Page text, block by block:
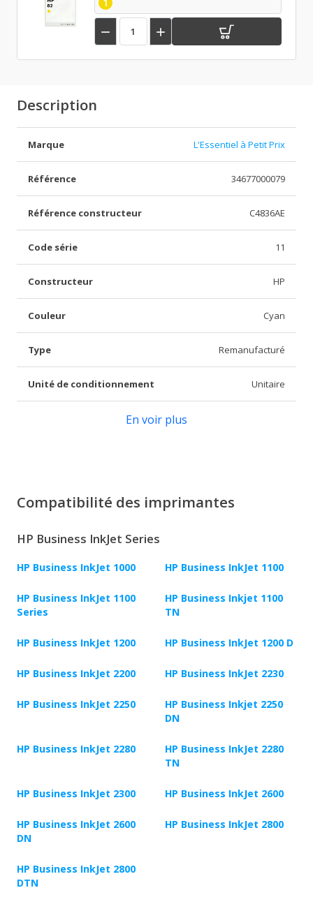
 
Description
Marque L'Essentiel à Petit Prix
Référence 34677000079
Référence constructeur C4836AE
Code série 11
Constructeur HP
Couleur Cyan
Type Remanufacturé
Unité de conditionnement Unitaire
En voir plus
Compatibilité des imprimantes
HP Business InkJet Series
HP Business InkJet 1000 HP Business InkJet 1100
HP Business InkJet 1100
Series
HP Business Inkjet 1100
TN
HP Business InkJet 1200 HP Business InkJet 1200 D
HP Business InkJet 2200 HP Business InkJet 2230
HP Business InkJet 2250
HP Business Inkjet 2250
DN
HP Business InkJet 2280
HP Business InkJet 2280
TN
HP Business InkJet 2300 HP Business InkJet 2600
HP Business InkJet 2600
DN
HP Business InkJet 2800
HP Business InkJet 2800
DTN